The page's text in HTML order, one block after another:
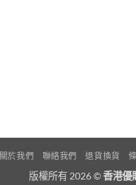
關於我們 聯絡我們 退貨換貨
版權所有 2026 ©香港優